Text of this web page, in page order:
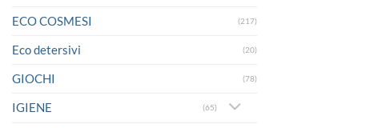
ECO COSMESI (217)
Eco detersivi (20)
GIOCHI (78)
IGIENE (65)